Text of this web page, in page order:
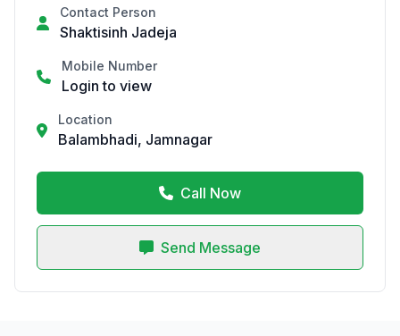
Contact Person
Shaktisinh Jadeja
Mobile Number
Login to view
Location
Balambhadi, Jamnagar
Call Now
Send Message